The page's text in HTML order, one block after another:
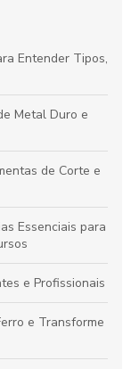
Entender Tipos,
Metal Duro e
de Corte e
Essenciais para
e Profissionais
e Transforme